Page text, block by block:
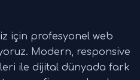
için profesyonel web
Modern, responsive
ile dijital dünyada fark